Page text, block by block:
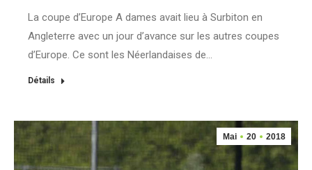
La coupe d’Europe A dames avait lieu à Surbiton en
Angleterre avec un jour d’avance sur les autres coupes
d’Europe. Ce sont les Néerlandaises de…
Détails
Mai 20 2018